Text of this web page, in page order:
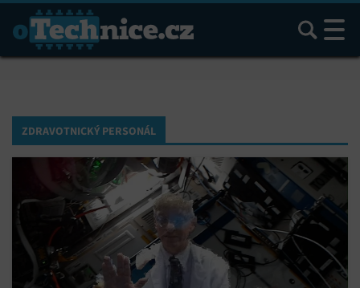
Hledat
ZDRAVOTNICKÝ PERSONÁL